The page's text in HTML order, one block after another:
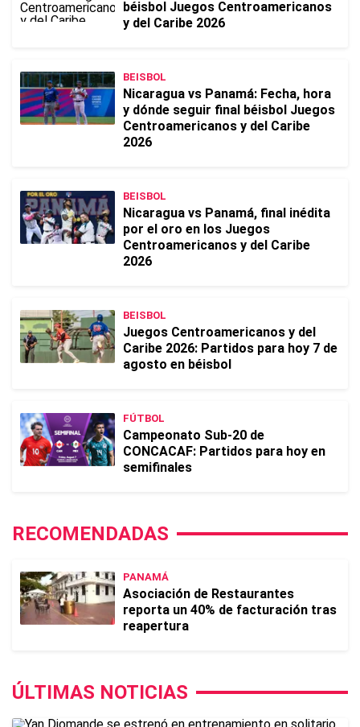
béisbol Juegos Centroamericanos
y del Caribe 2026
BEISBOL
Nicaragua vs Panamá: Fecha, hora
y dónde seguir final béisbol Juegos
Centroamericanos y del Caribe
2026
BEISBOL
Nicaragua vs Panamá, final inédita
por el oro en los Juegos
Centroamericanos y del Caribe
2026
BEISBOL
Juegos Centroamericanos y del
Caribe 2026: Partidos para hoy 7 de
agosto en béisbol
FÚTBOL
Campeonato Sub-20 de
CONCACAF: Partidos para hoy en
semifinales
RECOMENDADAS
PANAMÁ
Asociación de Restaurantes
reporta un 40% de facturación tras
reapertura
ÚLTIMAS NOTICIAS